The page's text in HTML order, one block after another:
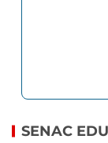
SENAC